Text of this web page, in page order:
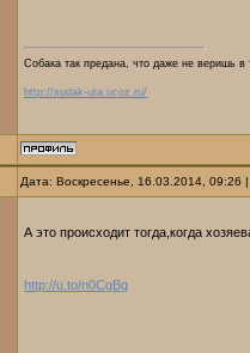
Собака так предана, что даже не веришь
http://sudak-uta.ucoz.ru/
Дата: Воскресенье, 16.03.2014,
А это происходит тогда,когда
http://u.to/n0CgBg